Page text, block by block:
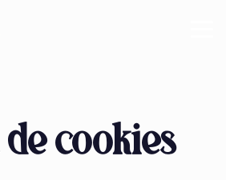
cookies